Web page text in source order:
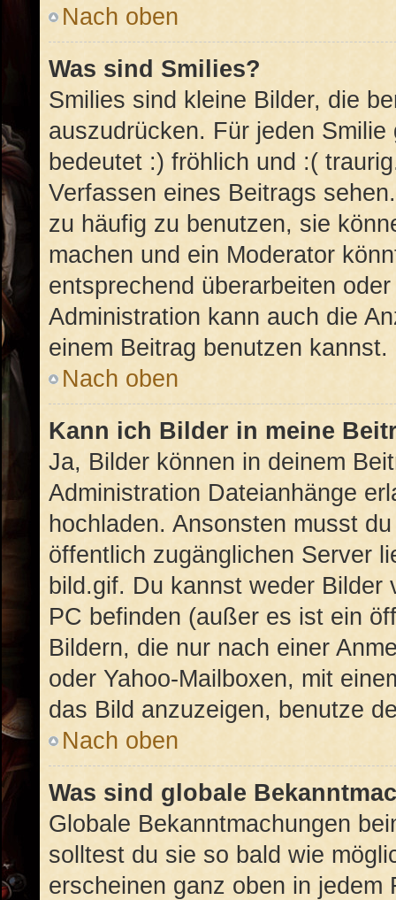
Nach oben
Was sind Smilies?
Smilies sind kleine Bilder, die
auszudrücken. Für jeden
bedeutet :) fröhlich und :(
Verfassen eines Beitrags
zu häufig zu benutzen, sie
machen und ein Moderator
entsprechend überarbeiten
Administration kann auch die
einem Beitrag benutzen kannst.
Nach oben
Kann ich Bilder in meine
Ja, Bilder können in deinem
Administration Dateianhänge
hochladen. Ansonsten musst
öffentlich zugänglichen Server
bild.gif. Du kannst weder
PC befinden (außer es ist ein
Bildern, die nur nach einer
oder Yahoo-Mailboxen, mit
das Bild anzuzeigen, benutze
Nach oben
Was sind globale
Globale Bekanntmachungen
solltest du sie so bald wie
erscheinen ganz oben in jedem